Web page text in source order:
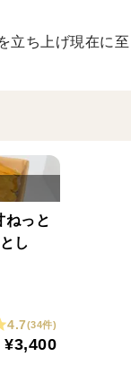
ち上げ現在に至
ねっと
し
4.7(34件)
¥3,400